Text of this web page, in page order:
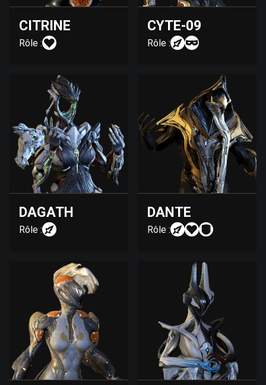
CITRINE
Rôle :
CYTE-09
Rôle :
DAGATH
Rôle :
DANTE
Rôle :